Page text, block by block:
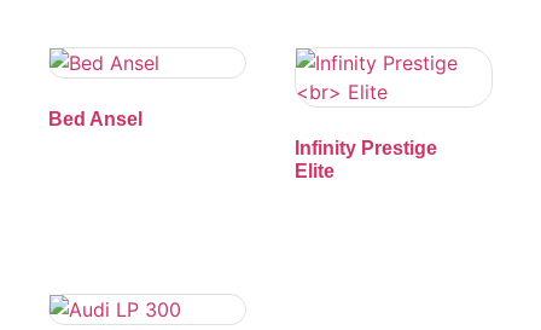
Bed Ansel
Infinity Prestige
Elite